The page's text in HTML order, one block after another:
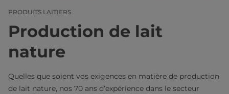
PRODUITS LAITIERS
Production de lait
nature
Quelles que soient vos exigences en matière de production
de lait nature, nos 70 ans d’expérience dans le secteur